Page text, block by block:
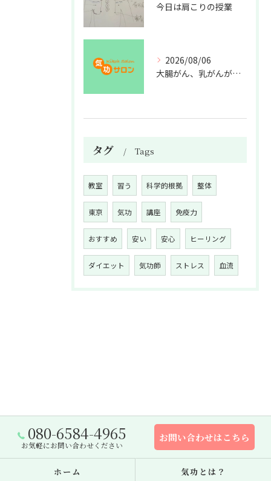
今日は肩こりの授業
2026/08/06
大腸がん、乳がんが増えた理由
タグ Tags
教室 習う 科学的根拠 整体
東京 気功 講座 免疫力
おすすめ 安い 安心 ヒーリング
ダイエット 気功師 ストレス 血流
080-6584-4965
お気軽にお問い合わせください
お問い合わせはこちら
ホーム 気功とは？